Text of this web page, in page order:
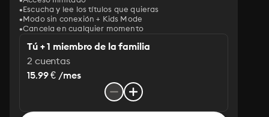
Escucha y lee los títulos que quieras
Modo sin conexión + Kids Mode
Cancela en cualquier momento
Tú + 1 miembro de la familia
2 cuentas
15.99 € /mes